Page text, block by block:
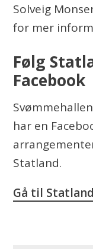
Solveig
for mer
Følg
Facebook
har en
Statland.
Gå til